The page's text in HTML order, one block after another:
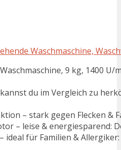
Waschmaschine,
9 kg, 1400
du im Vergleich zu
– stark gegen Flecken &
– leise & energiesparend:
ideal für Familien &